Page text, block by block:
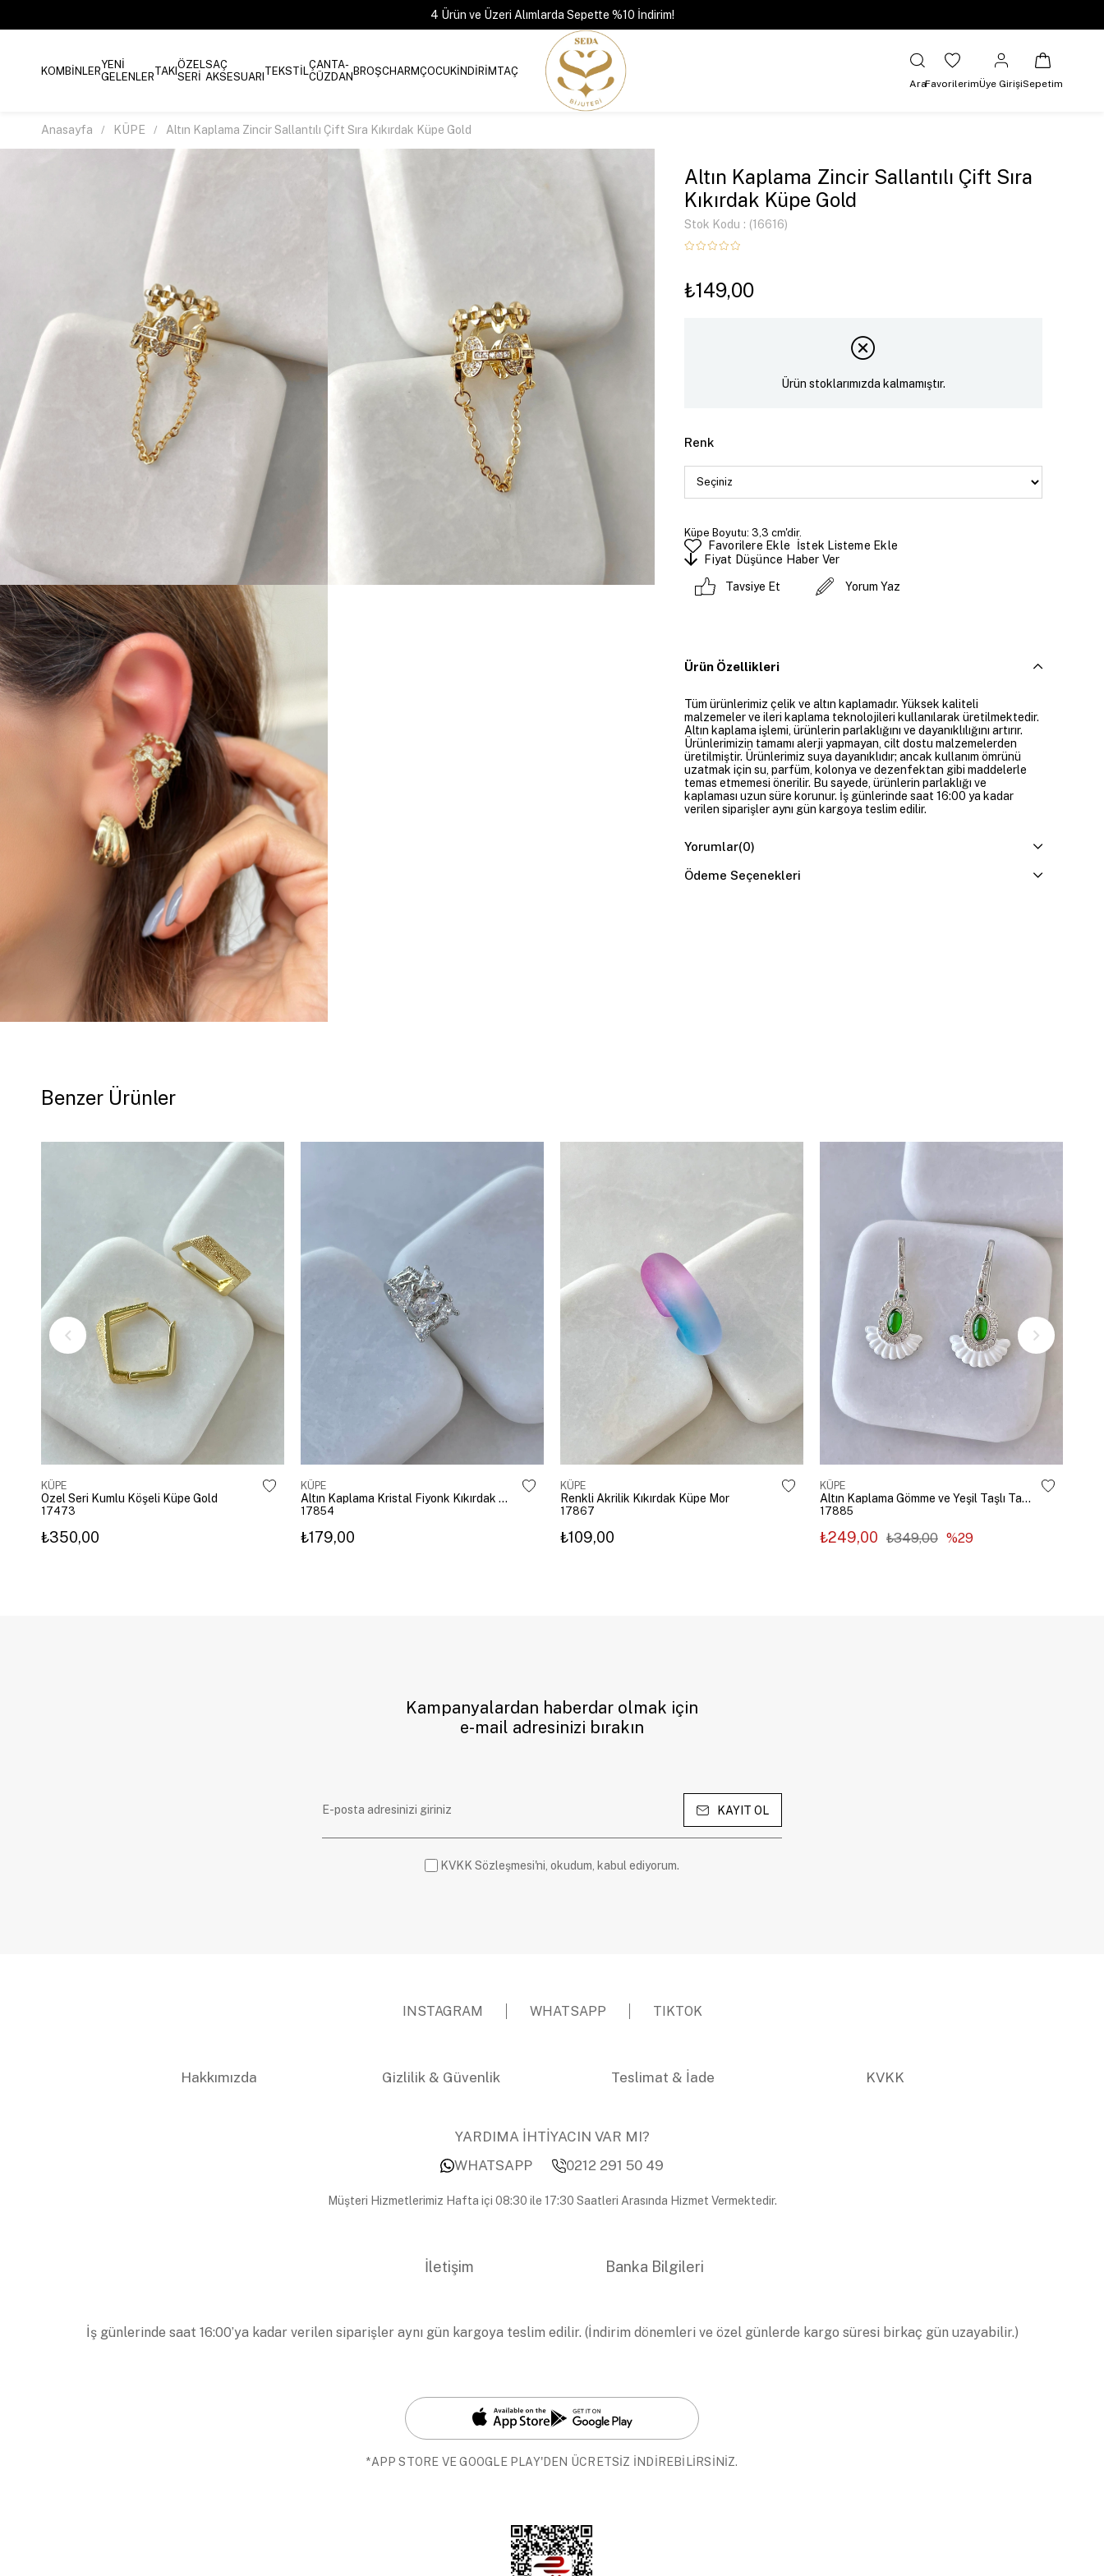
4 Ürün ve Üzeri Alımlarda Sepette %10 İndirim!
KOMBİNLERYENİ
GELENLERTAKIÖZEL
SERİ
SAÇ
AKSESUARI TEKSTİLÇANTA-
CÜZDANBROŞCHARMÇOCUKİNDİRİMTAÇ
AraFavorilerimÜye GirişiSepetim
Anasayfa KÜPE Altın Kaplama Zincir Sallantılı Çift Sıra Kıkırdak Küpe Gold
Altın Kaplama Zincir Sallantılı Çift Sıra
Kıkırdak Küpe Gold
Stok Kodu (16616)
₺149,00
Ürün stoklarımızda kalmamıştır.
Renk
Küpe Boyutu: 3,3 cm'dir.
Favorilere Ekle
İstek Listeme Ekle
Fiyat Düşünce Haber Ver
Tavsiye Et Yorum Yaz
Ürün Özellikleri
Tüm ürünlerimiz çelik ve altın kaplamadır. Yüksek kaliteli
malzemeler ve ileri kaplama teknolojileri kullanılarak üretilmektedir.
Altın kaplama işlemi, ürünlerin parlaklığını ve dayanıklılığını artırır.
Ürünlerimizin tamamı alerji yapmayan, cilt dostu malzemelerden
üretilmiştir. Ürünlerimiz suya dayanıklıdır; ancak kullanım ömrünü
uzatmak için su, parfüm, kolonya ve dezenfektan gibi maddelerle
temas etmemesi önerilir. Bu sayede, ürünlerin parlaklığı ve
kaplaması uzun süre korunur. İş günlerinde saat 16:00 ya kadar
verilen siparişler aynı gün kargoya teslim edilir.
Yorumlar(0)
Ödeme Seçenekleri
Benzer Ürünler
KÜPE
Özel Seri Kumlu Köşeli Küpe Gold
17473
₺350,00
KÜPE
Altın Kaplama Kristal Fiyonk Kıkırdak Küpe Gümüş
17854
₺179,00
KÜPE
Renkli Akrilik Kıkırdak Küpe Mor
17867
₺109,00
KÜPE
Altın Kaplama Gömme ve Yeşil Taşlı Tasarım Küpe Gümüş
17885
₺249,00 ₺349,00 %29
Kampanyalardan haberdar olmak için
e-mail adresinizi bırakın
KAYIT OL
KVKK Sözleşmesi'ni, okudum, kabul ediyorum.
INSTAGRAM WHATSAPP TIKTOK
Hakkımızda Gizlilik & Güvenlik Teslimat & İade KVKK
YARDIMA İHTİYACIN VAR MI?
WHATSAPP
0212 291 50 49
Müşteri Hizmetlerimiz Hafta içi 08:30 ile 17:30 Saatleri Arasında Hizmet Vermektedir.
İletişim Banka Bilgileri
İş günlerinde saat 16:00’ya kadar verilen siparişler aynı gün kargoya teslim edilir. (İndirim dönemleri ve özel günlerde kargo süresi birkaç gün uzayabilir.)
*APP STORE VE GOOGLE PLAY'DEN ÜCRETSİZ İNDİREBİLİRSİNİZ.